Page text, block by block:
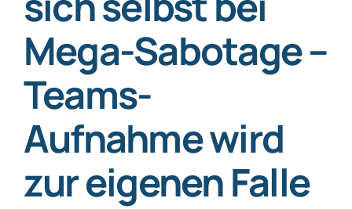
Jetzt absichern
Mega-Sabotage –
Teams-
Aufnahme wird
zur eigenen Falle